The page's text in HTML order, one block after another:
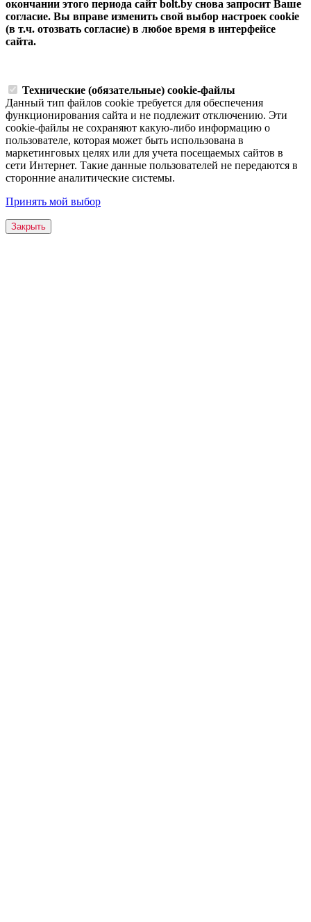
окончании этого периода сайт bolt.by снова запросит Ваше
согласие. Вы вправе изменить свой выбор настроек cookie
(в т.ч. отозвать согласие) в любое время в интерфейсе
сайта.
Технические (обязательные) cookie-файлы
Данный тип файлов cookie требуется для обеспечения
функционирования сайта и не подлежит отключению. Эти
сookie-файлы не сохраняют какую-либо информацию о
пользователе, которая может быть использована в
маркетинговых целях или для учета посещаемых сайтов в
сети Интернет. Такие данные пользователей не передаются в
сторонние аналитические системы.
Принять мой выбор
Закрыть